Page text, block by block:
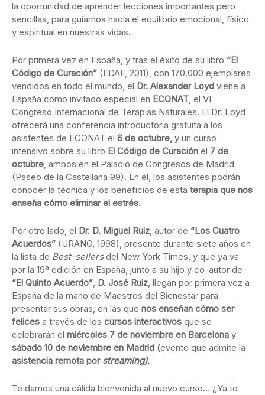
la oportunidad de aprender lecciones importantes pero
sencillas, para guiarnos hacia el equilibrio emocional, físico
y espiritual en nuestras vidas.
Por primera vez en España, y tras el éxito de su libro “El
Código de Curación” (EDAF, 2011), con 170.000 ejemplares
vendidos en todo el mundo, el Dr. Alexander Loyd viene a
España como invitado especial en ECONAT, el VI
Congreso Internacional de Terapias Naturales. El Dr. Loyd
ofrecerá una conferencia introductoria gratuita a los
asistentes de ECONAT el 6 de octubre, y un curso
intensivo sobre su libro El Código de Curación el 7 de
octubre, ambos en el Palacio de Congresos de Madrid
(Paseo de la Castellana 99). En él, los asistentes podrán
conocer la técnica y los beneficios de esta terapia que nos
enseña cómo eliminar el estrés.
Por otro lado, el Dr. D. Miguel Ruiz, autor de “Los Cuatro
Acuerdos” (URANO, 1998), presente durante siete años en
la lista de Best-sellersdel New York Times, y que ya va
por la 19ª edición en España, junto a su hijo y co-autor de
“El Quinto Acuerdo”, D. José Ruiz, llegan por primera vez a
España de la mano de Maestros del Bienestar para
presentar sus obras, en las que nos enseñan cómo ser
felices a través de los cursos interactivos que se
celebrarán el miércoles 7 de noviembre en Barcelona y
sábado 10 de noviembre en Madrid (evento que admite la
asistencia remota por streaming).
Te damos una cálida bienvenida al nuevo curso… ¿Ya te